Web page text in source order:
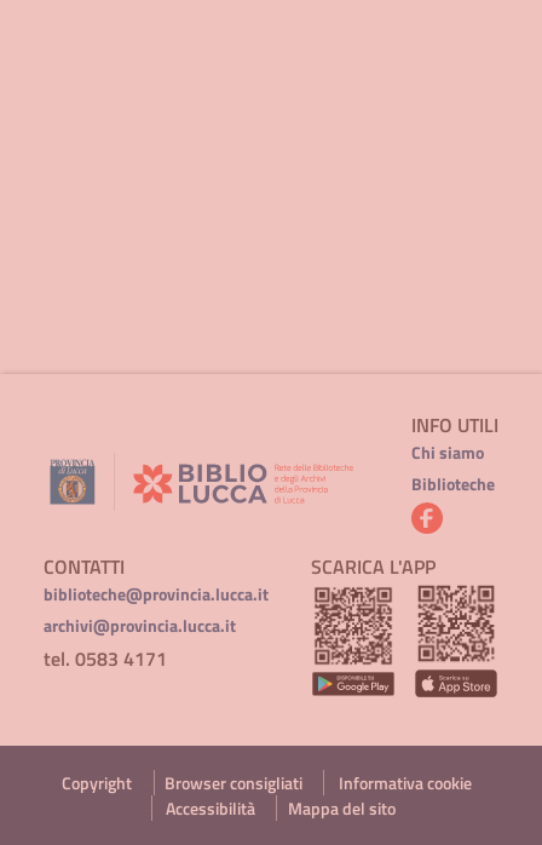
INFO UTILI
Chi siamo
Biblioteche
CONTATTI
biblioteche@provincia.lucca.it
archivi@provincia.lucca.it
tel. 0583 4171
SCARICA L'APP
Copyright Browser consigliati
Informativa cookie
Accessibilità
Mappa del sito